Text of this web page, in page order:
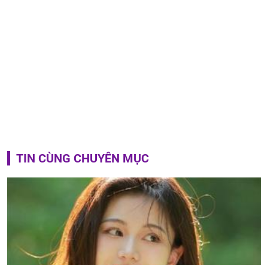
TIN CÙNG CHUYÊN MỤC